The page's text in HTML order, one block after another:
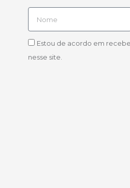
Estou de acordo em
nesse site.